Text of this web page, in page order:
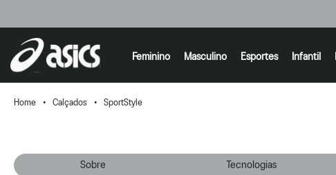
Feminino Masculino Esportes Infantil
Calçados SportStyle
Sobre Tecnologias